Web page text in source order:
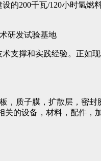
的200千瓦/120小时氢
研发试验基地
撑和实践经验。正如
，质子膜，扩散层，密
的设备，材料，配件